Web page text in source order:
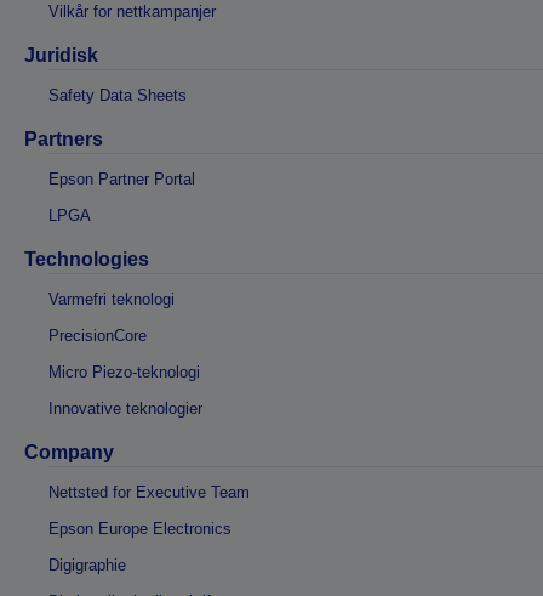
Vilkår for nettkampanjer
Juridisk
Safety Data Sheets
Partners
Epson Partner Portal
LPGA
Technologies
Varmefri teknologi
PrecisionCore
Micro Piezo-teknologi
Innovative teknologier
Company
Nettsted for Executive Team
Epson Europe Electronics
Digigraphie